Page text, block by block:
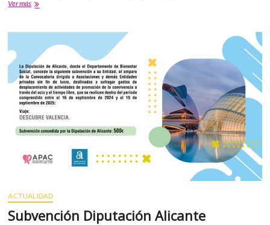
Ver másHablamos
cáncer
ACTUALIDAD
Subvención Diputación Alicante